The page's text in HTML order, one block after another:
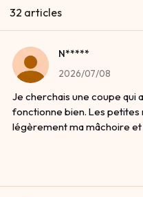
32 articles
N*****
2026/07/08
Je cherchais une coupe qui
fonctionne bien. Les
légèrement ma mâchoire et